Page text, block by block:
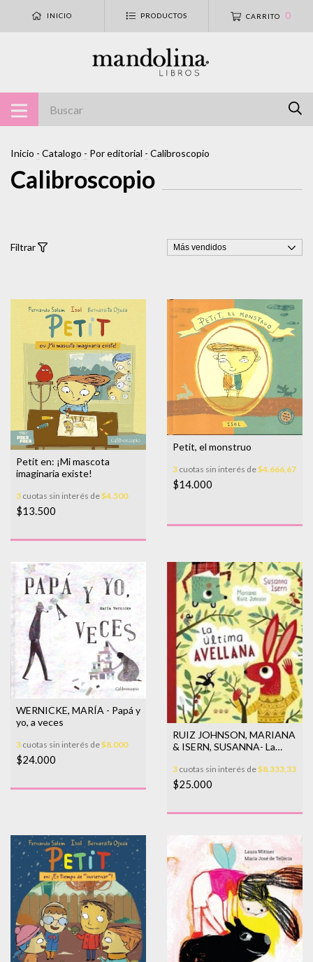
INICIO PRODUCTOS CARRITO 0
Inicio - Catalogo - Por editorial - Calibroscopio
Calibroscopio
Filtrar
Petit en: ¡Mi mascota
imaginaria existe!
3 cuotas sin interés de$4.500
$13.500
Petit, el monstruo
3 cuotas sin interés de$4.666,67
$14.000
WERNICKE, MARÍA - Papá y
yo, a veces
3 cuotas sin interés de$8.000
$24.000
RUIZ JOHNSON, MARIANA
& ISERN, SUSANNA- La
3 cuotas sin interés de$8.333,33
$25.000